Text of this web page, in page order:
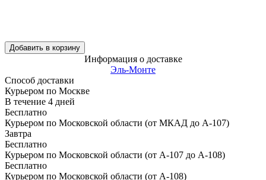
Добавить в корзину
Информация о доставке
Эль-Монте
Способ доставки
Курьером по Москве
В течение 4 дней
Бесплатно
Курьером по Московской области (от МКАД до А-107)
Завтра
Бесплатно
Курьером по Московской области (от А-107 до А-108)
Бесплатно
Курьером по Московской области (от А-108)